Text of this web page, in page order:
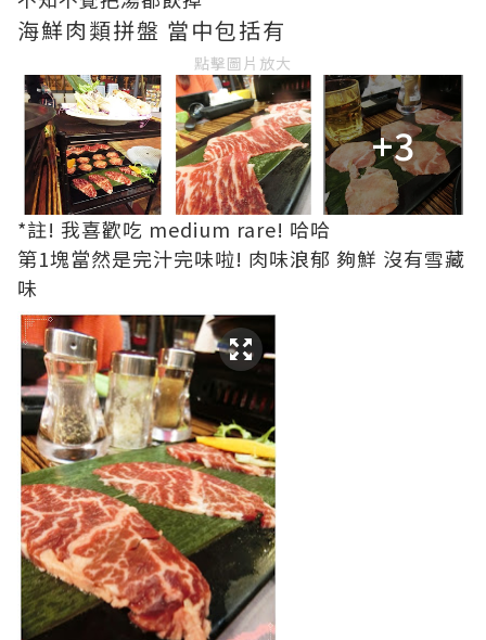
海鮮肉類拼盤 當中包括有
點擊圖片放大
+3
*註! 我喜歡吃 medium rare! 哈哈
第1塊當然是完汁完味啦! 肉味浪郁 夠鮮 沒有雪藏
味